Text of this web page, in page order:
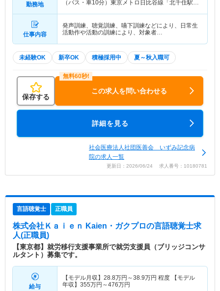
勤務地
（バス・車10分）東京メトロ日比谷線「北千住駅」
仕事内容
発声訓練、聴覚訓練、嚥下訓練などにより、日常生
活動作や活動の訓練により、対象者…
未経験OK 新卒OK 積極採用中 夏～秋入職可
保存する
この求人を問い合わせる
詳細を見る
社会医療法人社団医善会 いずみ記念病
院の求人一覧
更新日：2026/06/24 求人番号：10180781
言語聴覚士 正職員
株式会社Ｋａｉｅｎ Kaien・ガクプロの言語聴覚士求
人(正職員)
【東京都】就労移行支援事業所で就労支援員（ブリッジコンサ
ルタント）募集です。
給与
【モデル月収】 28.8万円～38.9万円 程度 【モデル
年収】 355万円～476万円